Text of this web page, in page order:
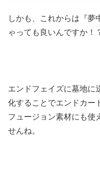
しかも、これからは『夢
ゃっても良いんですか！
エンドフェイズに墓地に
化することでエンドカー
フュージョン素材にも使
せんね。